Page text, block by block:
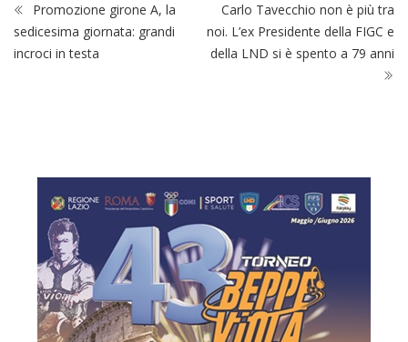
Promozione girone A, la
sedicesima giornata: grandi
incroci in testa
Carlo Tavecchio non è più tra
noi. L’ex Presidente della FIGC e
della LND si è spento a 79 anni